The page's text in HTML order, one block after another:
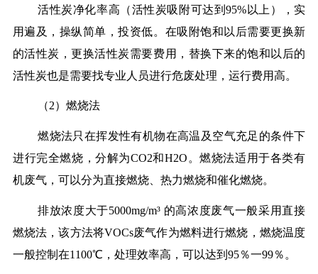
活性炭净化率高（活性炭吸附可达到95%以上），实
用遍及，操纵简单，投资低。在吸附饱和以后需要更换新
的活性炭，更换活性炭需要费用，替换下来的饱和以后的
活性炭也是需要找专业人员进行危废处理，运行费用高。
（2）燃烧法
燃烧法只在挥发性有机物在高温及空气充足的条件下
进行完全燃烧，分解为CO2和H2O。燃烧法适用于各类有
机废气，可以分为直接燃烧、热力燃烧和催化燃烧。
排放浓度大于5000mg/m³ 的高浓度废气一般采用直接
燃烧法，该方法将VOCs废气作为燃料进行燃烧，燃烧温度
一般控制在1100℃，处理效率高，可以达到95％一99％。